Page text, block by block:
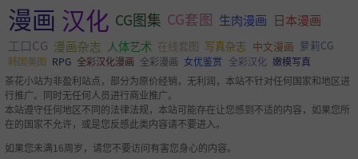
漫画 汉化 CG图集 CG套图 生肉漫画 日本漫画
工口CG 漫画杂志 人体艺术 在线套图 写真杂志 中文漫画 萝莉CG
韩国美图 RPG 全彩汉化漫画 全彩漫画 女优鉴赏 全彩汉化 嫩模写真
茶花小站为非盈利站点，部分为原价经销，无利润，本站不针对任何国家和地区进
行推广。同时无任何人员进行商业推广。
本站遵守任何地区不同的法律法规，本站可能存在让您感到不适的内容，如果您所
在的国家不允许，或是您反感此类内容请不要进入。
如果您未满16周岁，请您不要访问有害您身心的内容。